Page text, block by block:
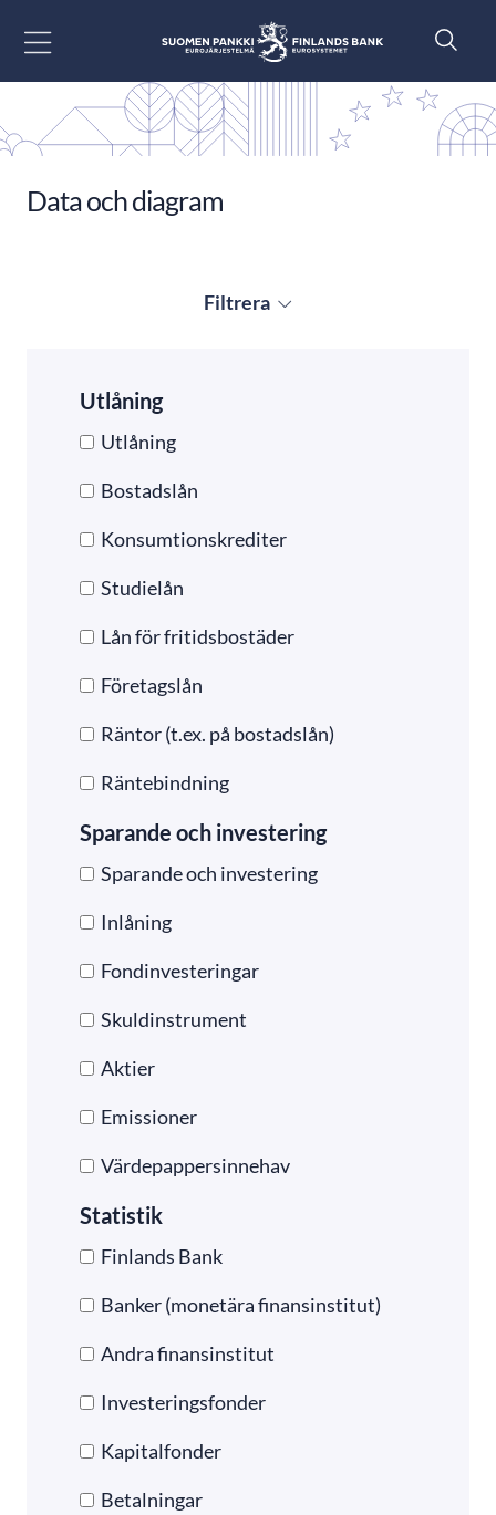
Data och diagram
Filtrera
Utlåning
Utlåning
Bostadslån
Konsumtionskrediter
Studielån
Lån för fritidsbostäder
Företagslån
Räntor (t.ex. på bostadslån)
Räntebindning
Sparande och investering
Sparande och investering
Inlåning
Fondinvesteringar
Skuldinstrument
Aktier
Emissioner
Värdepappersinnehav
Statistik
Finlands Bank
Banker (monetära finansinstitut)
Andra finansinstitut
Investeringsfonder
Kapitalfonder
Betalningar